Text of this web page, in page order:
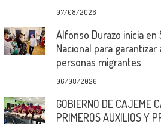
07/08/2026
Alfonso Durazo inicia en
Nacional para
personas migrantes
06/08/2026
GOBIERNO DE CAJEME
PRIMEROS AUXILIOS Y